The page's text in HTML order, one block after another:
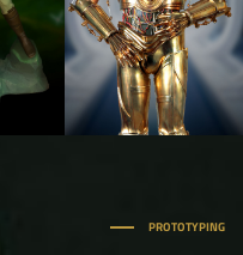
PROTOTYPING